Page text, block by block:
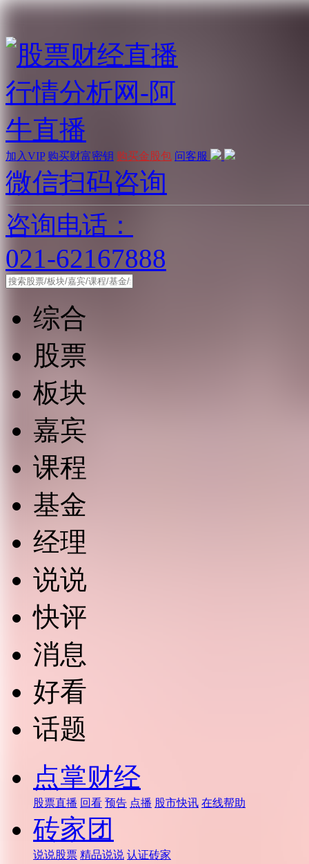
加入VIP 购买财富密钥 购买金股包 问客服
微信扫码咨询
咨询电话：
021-62167888
综合
股票
板块
嘉宾
课程
基金
经理
说说
快评
消息
好看
话题
点掌财经
股票直播 回看 预告 点播 股市快讯 在线帮助
砖家团
说说股票 精品说说 认证砖家